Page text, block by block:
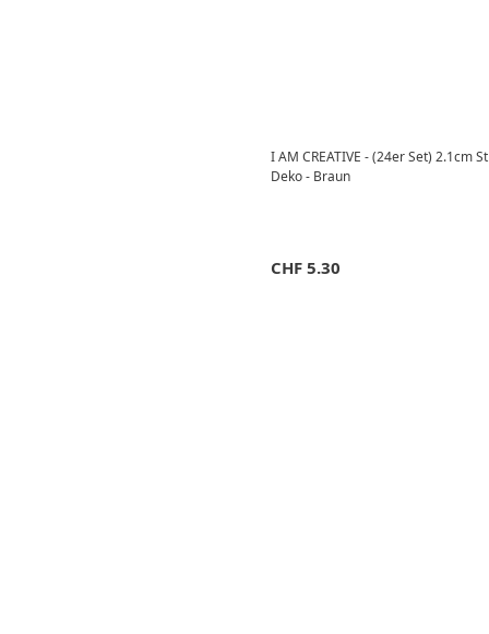
I AM CREATIVE - (24er Set) 2.1cm
Deko - Braun
CHF 5.30